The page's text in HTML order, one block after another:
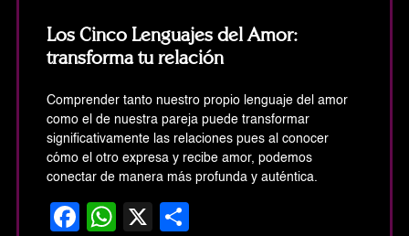
Los Cinco Lenguajes del Amor:
transforma tu relación
Comprender tanto nuestro propio lenguaje del amor
como el de nuestra pareja puede transformar
significativamente las relaciones pues al conocer
cómo el otro expresa y recibe amor, podemos
conectar de manera más profunda y auténtica.
Facebook
WhatsApp
X